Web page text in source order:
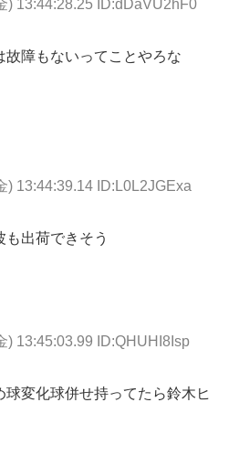
) 13:44:28.25 ID:dDaVU2hF0
故障もないってことやろな
) 13:44:39.14 ID:L0L2JGExa
出荷できそう
) 13:45:03.99 ID:QHUHI8Isp
球変化球併せ持ってたら鈴木ヒ